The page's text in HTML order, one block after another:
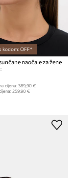
kodom: OFF*
naočale za žene
cijena:389,90 €
259,90 €